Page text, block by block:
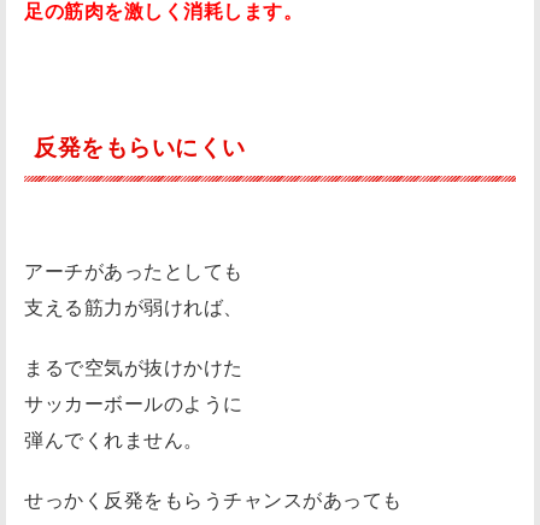
足の筋肉を激しく消耗します。
反発をもらいにくい
アーチがあったとしても
支える筋力が弱ければ、
まるで空気が抜けかけた
サッカーボールのように
弾んでくれません。
せっかく反発をもらうチャンスがあっても